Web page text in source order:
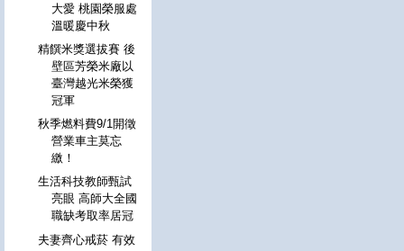
大愛 桃園榮服處
溫暖慶中秋
精饌米獎選拔賽 後
壁區芳榮米廠以
臺灣越光米榮獲
冠軍
秋季燃料費9/1開徵
營業車主莫忘
繳！
生活科技教師甄試
亮眼 高師大全國
職缺考取率居冠
夫妻齊心戒菸 有效